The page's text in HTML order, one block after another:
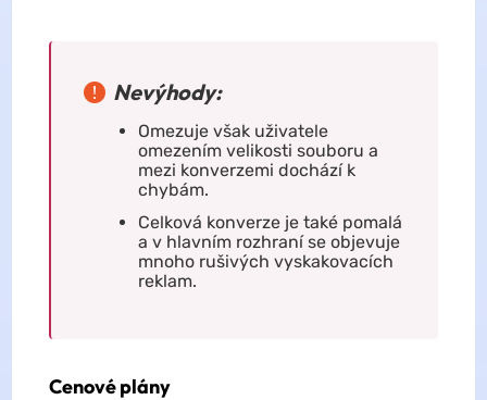
Nevýhody:
Omezuje však uživatele
omezením velikosti souboru a
mezi konverzemi dochází k
chybám.
Celková konverze je také pomalá
a v hlavním rozhraní se objevuje
mnoho rušivých vyskakovacích
reklam.
Cenové plány